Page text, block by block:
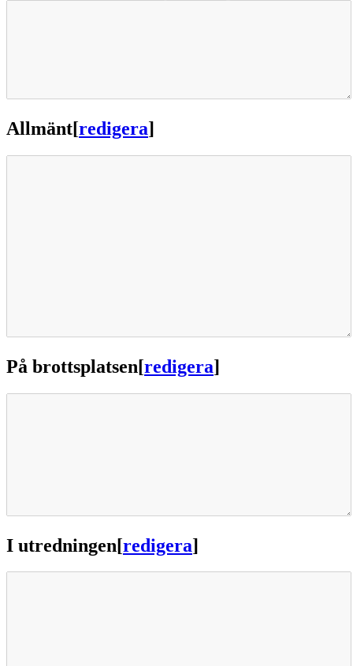
Allmänt[redigera]
På brottsplatsen[redigera]
I utredningen[redigera]